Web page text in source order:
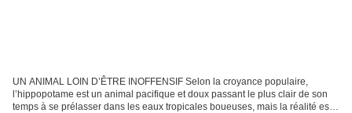
UN ANIMAL LOIN D’ÊTRE INOFFENSIF Selon la croyance populaire,
l’hippopotame est un animal pacifique et doux passant le plus clair de son
temps à se prélasser dans les eaux tropicales boueuses, mais la réalité est